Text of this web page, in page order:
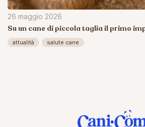
26 maggio 2026
Su un cane di piccola taglia il primo
attualità salute cane